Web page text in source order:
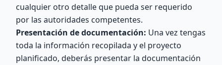
cualquier otro detalle que pueda ser requerido
por las autoridades competentes.
Presentación de documentación: Una vez tengas
toda la información recopilada y el proyecto
planificado, deberás presentar la documentación